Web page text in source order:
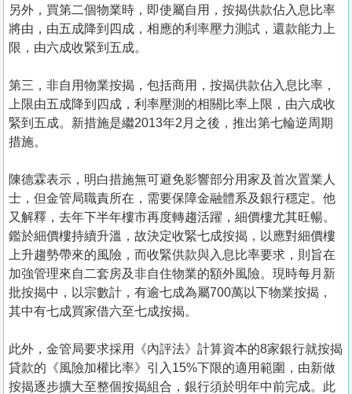
另外，買第二個物業時，即使屬自用，按揭供款佔入息比率
將由，由五成降到四成，相應的利率壓力測試，還款能力上
限，由六成收緊到五成。
第三，非自用物業按揭，包括商用，按揭供款佔入息比率，
上限由五成降到四成，利率壓測的相關比率上限，由六成收
緊到五成。新措施是繼2013年2月之後，推出第七輪逆周期
措施。
陳德霖表示，明白措施無可避免影響部分用家及首次置業人
士，但金管局職責所在，需要保障金融體系及銀行穩定。他
又解釋，去年下半年樓市再度轉趨活躍，細價樓尤其旺暢。
鑑於細價樓持續升溫，故決定收緊七成按揭，以應對細價樓
上升趨勢帶來的風險，而收緊供款與入息比率要求，則旨在
加強管理來自二套房及非自住物業的額外風險。現時每月新
批按揭中，以宗數計，有逾七成為屬700萬以下物業按揭，
其中有七成買家借六至七成按揭。
此外，金管局要求採用《內評法》計算資本的8家銀行就按揭
貸款的《風險加權比率》引入15%下限的適用範圍，由新做
按揭逐步擴大至整個按揭組合，銀行須於明年中前完成。此